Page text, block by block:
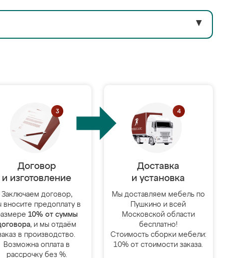
▼
Договор
и изготовление
Заключаем договор,
вносите предоплату в
10% от суммы
, и мы отдаём
в производство.
Возможна оплата в
рассрочку без %.
Доставка
и установка
Мы доставляем мебель по
Пушкино и всей
Московской области
бесплатно!
Стоимость сборки мебели:
10% от стоимости заказа.